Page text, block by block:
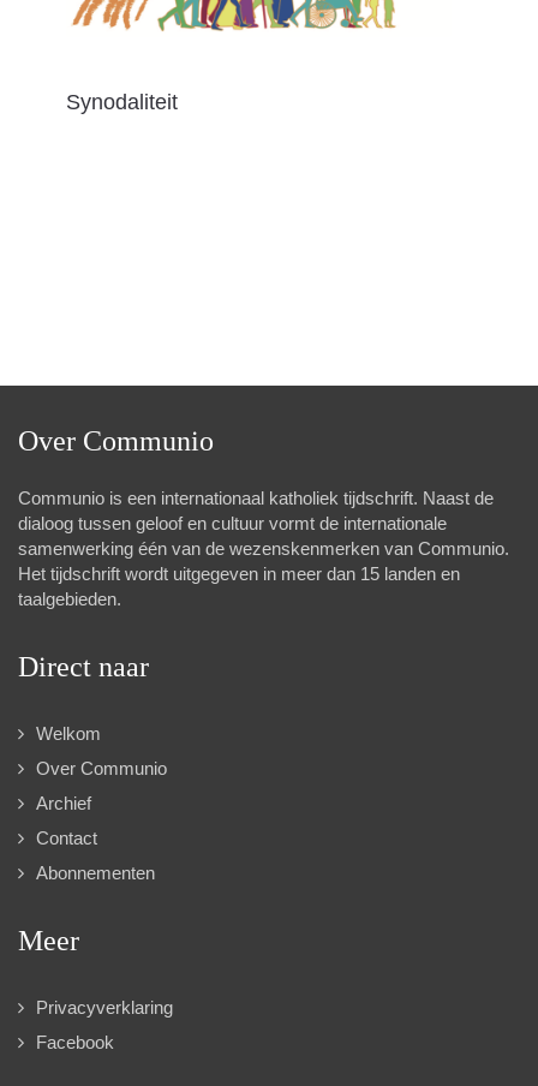
Synodaliteit
Over Communio
Communio is een internationaal katholiek tijdschrift. Naast de
dialoog tussen geloof en cultuur vormt de internationale
samenwerking één van de wezenskenmerken van Communio.
Het tijdschrift wordt uitgegeven in meer dan 15 landen en
taalgebieden.
Direct naar
Welkom
Over Communio
Archief
Contact
Abonnementen
Meer
Privacyverklaring
Facebook